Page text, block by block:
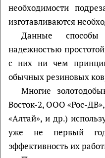
необходимости
изготавливаются
Данные способы
надежностью
с них ни чем
обычных резиновых
Многие
Восток-2, ООО «Рос-
«Алтай», и др.)
уже не первый
эффективность их